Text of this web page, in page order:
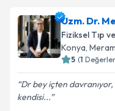
Uzm. Dr.
Fiziksel Tıp
Konya, Meram
5 (1
Dr bey içten
kendisi...